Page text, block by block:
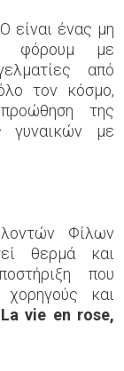
είναι ένας μη
φόρουμ με
από
τον κόσμο,
της
γυναικών με
Φίλων
θερμά και
που
και
La vie en rose,